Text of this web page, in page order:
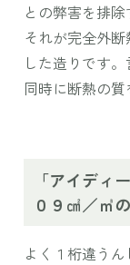
との弊害を排除
それが完全外
した造りです
同時に断熱の質
「アイディ
０９㎠／㎥
よく１桁違う